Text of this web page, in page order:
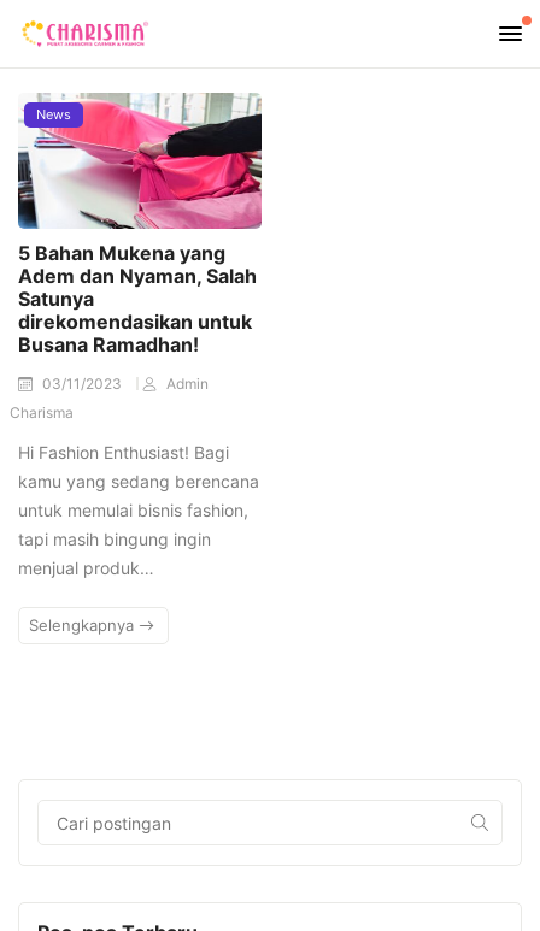
News
5 Bahan Mukena yang
Adem dan Nyaman, Salah
Satunya
direkomendasikan untuk
Busana Ramadhan!
03/11/2023
Admin
Charisma
Hi Fashion Enthusiast! Bagi
kamu yang sedang berencana
untuk memulai bisnis fashion,
tapi masih bingung ingin
menjual produk…
Selengkapnya